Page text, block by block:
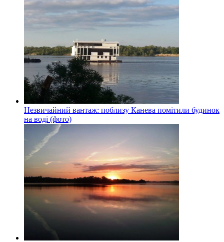
Незвичайний вантаж: поблизу Канева помітили будинок
на воді (фото)